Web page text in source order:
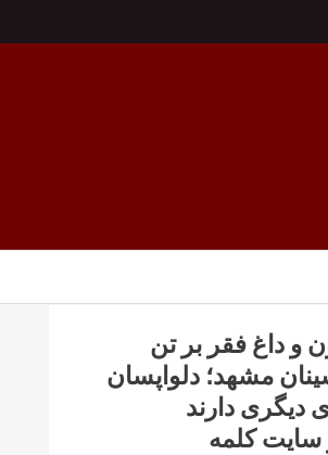
و داغ فقر بر تن
مشهد؛ دلواپسان
دیگری دارند
سایت کلمه